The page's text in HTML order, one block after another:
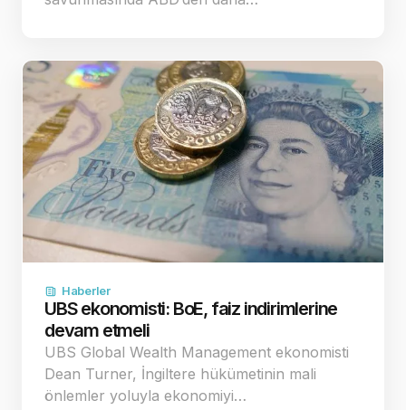
Haberler
UBS ekonomisti: BoE, faiz indirimlerine
devam etmeli
UBS Global Wealth Management ekonomisti
Dean Turner, İngiltere hükümetinin mali
önlemler yoluyla ekonomiyi…